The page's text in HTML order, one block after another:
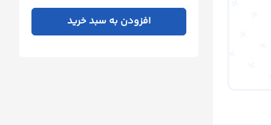
افزودن به سبد خرید